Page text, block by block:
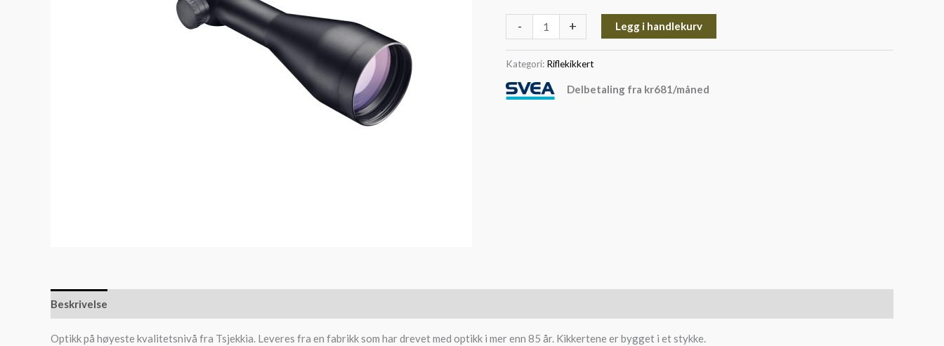
- + Legg i handlekurv
Kategori: Riflekikkert
Delbetaling fra kr681/måned
Beskrivelse
Optikk på høyeste kvalitetsnivå fra Tsjekkia. Leveres fra en fabrikk som har drevet med optikk i mer enn 85 år. Kikkertene er bygget i et stykke.